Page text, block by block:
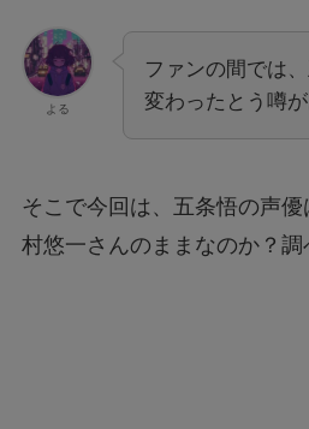
よる
ファンの間では
変わったとう噂が
そこで今回は、五条悟の声
村悠一さんのままなのか？調